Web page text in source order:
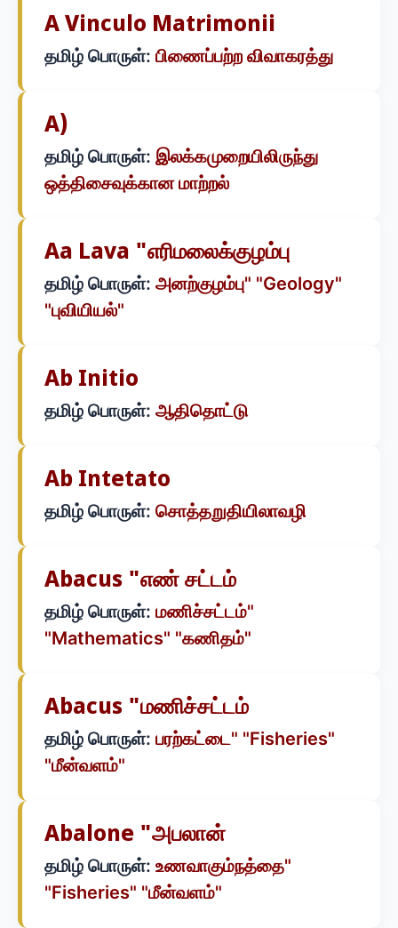
A Vinculo Matrimonii
தமிழ் பொருள்: பிணைப்பற்ற விவாகரத்து
A)
தமிழ் பொருள்: இலக்கமுறையிலிருந்து
ஒத்திசைவுக்கான மாற்றல்
Aa Lava "எரிமலைக்குழம்பு
தமிழ் பொருள்: அனற்குழம்பு" "Geology"
"புவியியல்"
Ab Initio
தமிழ் பொருள்: ஆதிதொட்டு
Ab Intetato
தமிழ் பொருள்: சொத்தறுதியிலாவழி
Abacus "எண் சட்டம்
தமிழ் பொருள்: மணிச்சட்டம்"
"Mathematics" "கணிதம்"
Abacus "மணிச்சட்டம்
தமிழ் பொருள்: பரற்கட்டை" "Fisheries"
"மீன்வளம்"
Abalone "அபலான்
தமிழ் பொருள்: உணவாகும்நத்தை"
"Fisheries" "மீன்வளம்"